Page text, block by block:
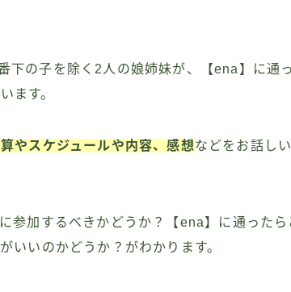
下の子を除く2人の娘姉妹が、【ena】に通
ます。
やスケジュールや内容、感想などをお話し
参加するべきかどうか？【ena】に通ったら
いいのかどうか？がわかります。